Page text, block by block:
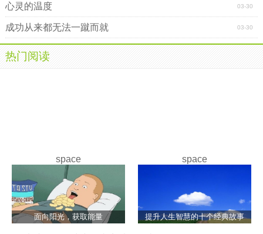
03-30
心灵的温度
03-30
成功从来都无法一蹴而就
热门阅读
space
面向阳光，获取能量
space
提升人生智慧的十个经典故事